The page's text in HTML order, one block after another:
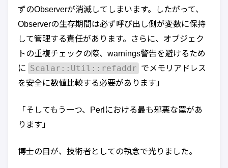
ずのObserverが消滅してしまいます。したがって、
Observerの生存期間は必ず呼び出し側が変数に保持
して管理する責任があります。さらに、オブジェク
トの重複チェックの際、warnings警告を避けるため
に Scalar::Util::refaddr でメモリアドレス
を安全に数値比較する必要があります」
「そしてもう一つ、Perlにおける最も邪悪な罠があ
ります」
博士の目が、技術者としての執念で光りました。